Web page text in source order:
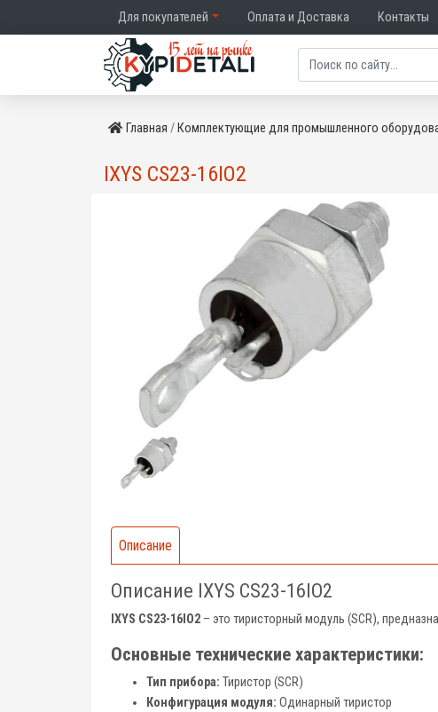
Для покупателей Оплата и Доставка Контакты
Главная Комплектующие для промышленного
IXYS CS23-16IO2
Описание
Описание IXYS CS23-16IO2
IXYS CS23-16IO2 – это тиристорный модуль (SCR),
Основные технические характеристики:
Тип прибора: Тиристор (SCR)
Конфигурация модуля: Одинарный тиристор